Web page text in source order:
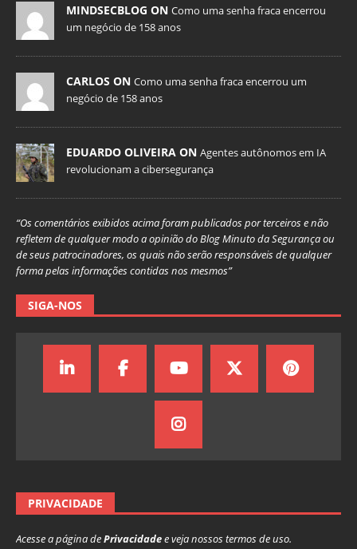
MINDSECBLOG ON Como uma senha fraca encerrou
um negócio de 158 anos
CARLOS ON Como uma senha fraca encerrou um
negócio de 158 anos
EDUARDO OLIVEIRA ON Agentes autônomos em IA
revolucionam a cibersegurança
“Os comentários exibidos acima foram publicados por terceiros e não
refletem de qualquer modo a opinião do Blog Minuto da Segurança ou
de seus patrocinadores, os quais não serão responsáveis de qualquer
forma pelas informações contidas nos mesmos”
SIGA-NOS
PRIVACIDADE
Acesse a página dePrivacidadee veja nossos termos de uso.